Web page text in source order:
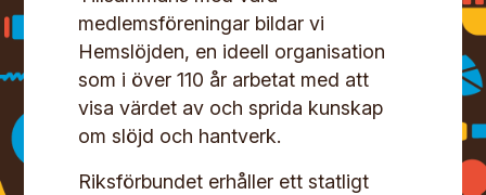
medlemsföreningar bildar vi
Hemslöjden, en ideell organisation
som i över 110 år arbetat med att
visa värdet av och sprida kunskap
om slöjd och hantverk.
Riksförbundet erhåller ett statligt